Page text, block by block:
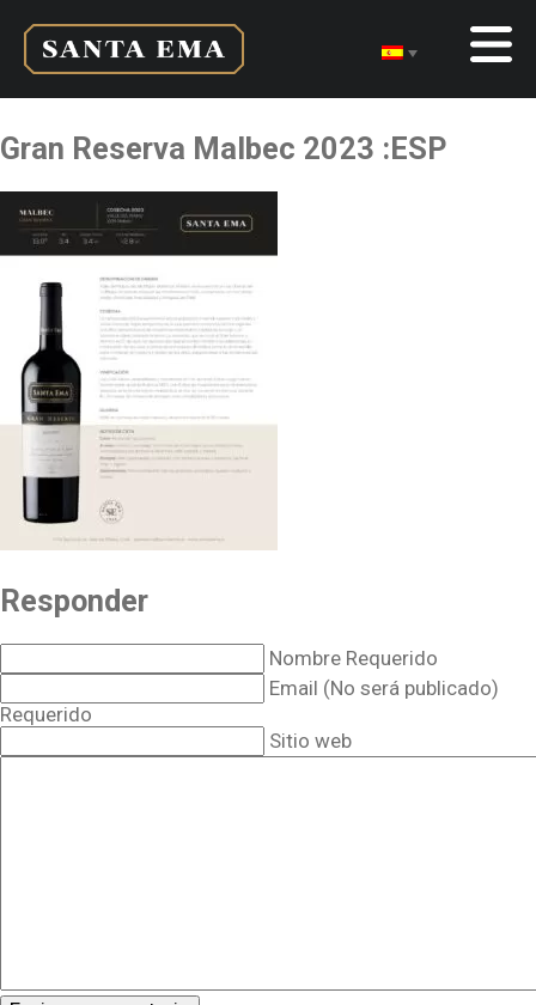
Gran Reserva Malbec 2023 :ESP
Responder
Nombre Requerido
Email (No será publicado)
Requerido
Sitio web